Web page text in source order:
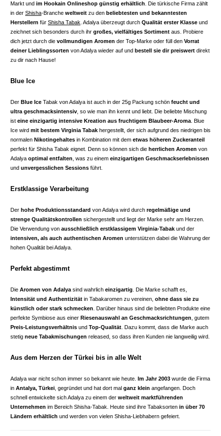
Markt und im Hookain Onlineshop günstig erhältlich . Die türkische Firma zählt
in der Shisha-Branche weltweit zu den beliebtesten und bekanntesten
Herstellern für Shisha Tabak . Adalya überzeugt durch Qualität erster Klasse und
zeichnet sich besonders durch ihr großes, vielfältiges Sortiment aus. Probiere
dich jetzt durch die vollmundigen Aromen der Top-Marke oder füll den Vorrat
deiner Lieblingssorten von Adalya wieder auf und bestell sie dir preiswert direkt
zu dir nach Hause!
Blue Ice
Der Blue Ice Tabak von Adalya ist auch in der 25g Packung schön feucht und
ultra geschmacksintensiv , so wie man ihn kennt und liebt. Die beliebte Mischung
ist eine einzigartig intensive Kreation aus fruchtigem Blaubeer-Aroma . Blue
Ice wird mit bestem Virginia Tabak hergestellt, der sich aufgrund des niedrigen bis
normalen Nikotingehaltes in Kombination mit dem etwas höheren Zuckeranteil
perfekt für Shisha Tabak eignet. Denn so können sich die herrlichen Aromen von
Adalya optimal entfalten , was zu einem einzigartigen Geschmackserlebnissen
und unvergesslichen Sessions führt.
Erstklassige Verarbeitung
Der hohe Produktionsstandard von Adalya wird durch regelmäßige und
strenge Qualitätskontrollen sichergestellt und liegt der Marke sehr am Herzen.
Die Verwendung von ausschließlich erstklassigem Virginia-Tabak und der
intensiven, als auch authentischen Aromen unterstützen dabei die Wahrung der
hohen Qualität bei Adalya.
Perfekt abgestimmt
Die Aromen von Adalya sind wahrlich einzigartig . Die Marke schafft es,
Intensität und Authentizität in Tabakaromen zu vereinen, ohne dass sie zu
künstlich oder stark schmecken . Darüber hinaus sind die beliebten Produkte eine
perfekte Symbiose aus einer Riesenauswahl an Geschmacksrichtungen , gutem
Preis-Leistungsverhältnis und Top-Qualität . Dazu kommt, dass die Marke auch
stetig neue Tabakmischungen released, so dass ihren Kunden nie langweilig wird.
Aus dem Herzen der Türkei bis in alle Welt
Adalya war nicht schon immer so bekannt wie heute. Im Jahr 2003 wurde die Firma
in Antalya, Türkei , gegründet und hat dort mal ganz klein angefangen. Doch
schnell entwickelte sich Adalya zu einem der weltweit marktführenden
Unternehmen im Bereich Shisha-Tabak. Heute sind ihre Tabaksorten in über 70
Ländern erhältlich und werden von vielen Shisha-Liebhabern gefeiert.